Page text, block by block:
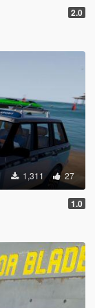
2.0
1,311 27
1.0